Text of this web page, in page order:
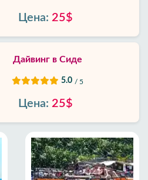
Цена: 25$
Дайвинг в Сиде
5.0 / 5
Цена: 25$